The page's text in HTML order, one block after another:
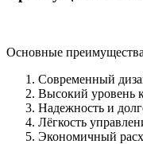
Основные
Современный
Высокий уровень
Надежность и
Лёгкость
Экономичный